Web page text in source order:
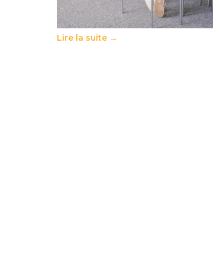
pédagogique au superfétatoire, voire
à…
Lire la suite →